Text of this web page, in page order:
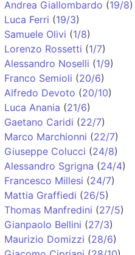
Andrea Giallombardo (19/8)
Luca Ferri (19/3)
Samuele Olivi (1/8)
Lorenzo Rossetti (1/7)
Alessandro Noselli (1/9)
Franco Semioli (20/6)
Alfredo Devoto (20/10)
Luca Anania (21/6)
Gaetano Caridi (22/7)
Marco Marchionni (22/7)
Giuseppe Colucci (24/8)
Alessandro Sgrigna (24/4)
Francesco Millesi (24/7)
Mattia Graffiedi (26/5)
Thomas Manfredini (27/5)
Gianpaolo Bellini (27/3)
Maurizio Domizzi (28/6)